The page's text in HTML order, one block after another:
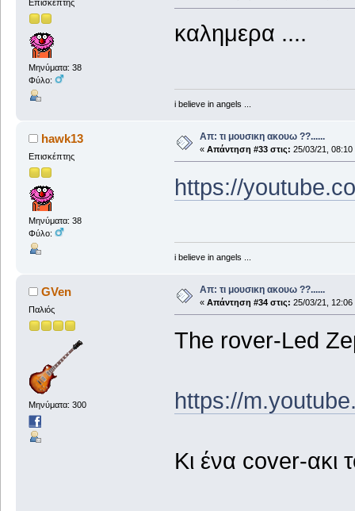
Επισκέπτης
Μηνύματα: 38
Φύλο:
καλημερα ....
i believe in angels ...
hawk13
Επισκέπτης
Μηνύματα: 38
Φύλο:
Απ: τι μουσικη ακουω ??......
« Απάντηση #33 στις: 25/03/21, 08:10
https://
i believe in angels ...
GVen
Παλιός
Μηνύματα: 300
Απ: τι μουσικη ακουω ??......
« Απάντηση #34 στις: 25/03/21, 12:06
The rover-Led
https://
Κι ένα cover-ακι